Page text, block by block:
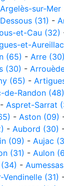
Argelès-sur-Mer
(31) -
et-Cau (32)
et-
(65) - Arre (30)
(30) -
(65) -
de-Randon (48)
- Aspret-Sarrat
- Aston (09)
- Aubord (30)
(09) - Aujac
(31) - Aulon
-
Vendinelle (31)